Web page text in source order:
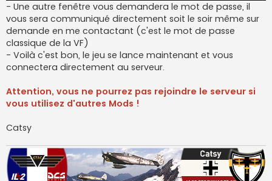
- Une autre fenêtre vous demandera le mot de passe, il
vous sera communiqué directement soit le soir même sur
demande en me contactant (c'est le mot de passe
classique de la VF)
- Voilà c'est bon, le jeu se lance maintenant et vous
connectera directement au serveur.
Attention, vous ne pourrez pas rejoindre le serveur si
vous utilisez d'autres Mods !
Catsy